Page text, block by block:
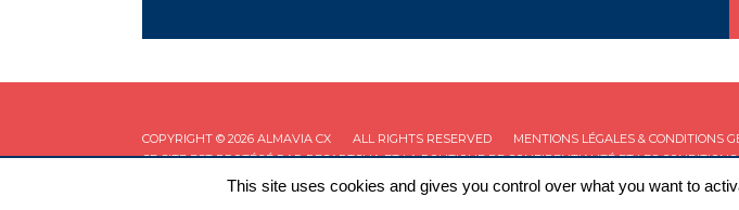
COPYRIGHT © 2026 ALMAVIA CX ALL RIGHTS RESERVED
MENTIONS LÉGALES & CONDITIONS
CE SITE EST PROTÉGÉ PAR RECAPTCHA ET LAPOLITIQUE DE CONFIDENTIALITÉET LES
This site uses cookies and gives you control over what you want to